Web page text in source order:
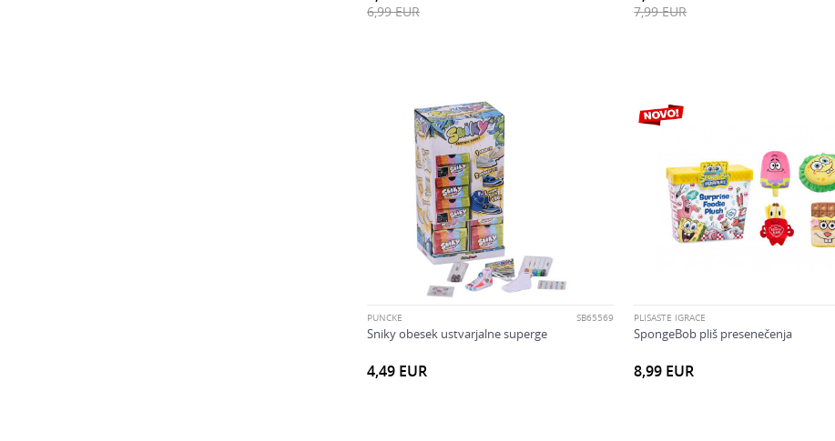
6,99EUR 7,99EUR
PUNČKE SB65569
Sniky obesek ustvarjalne superge
4,49 EUR
PLIŠASTE IGRAČE
SpongeBob pliš presenečenja
8,99 EUR